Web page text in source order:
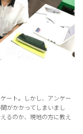
ート。しかし、アンケー
がかかってしまいまし
るのか、現地の方に教え